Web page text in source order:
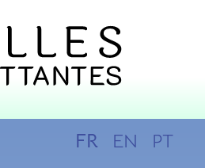
FR EN PT